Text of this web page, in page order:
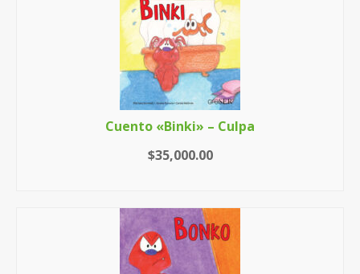
Cuento «Binki» – Culpa
$35,000.00